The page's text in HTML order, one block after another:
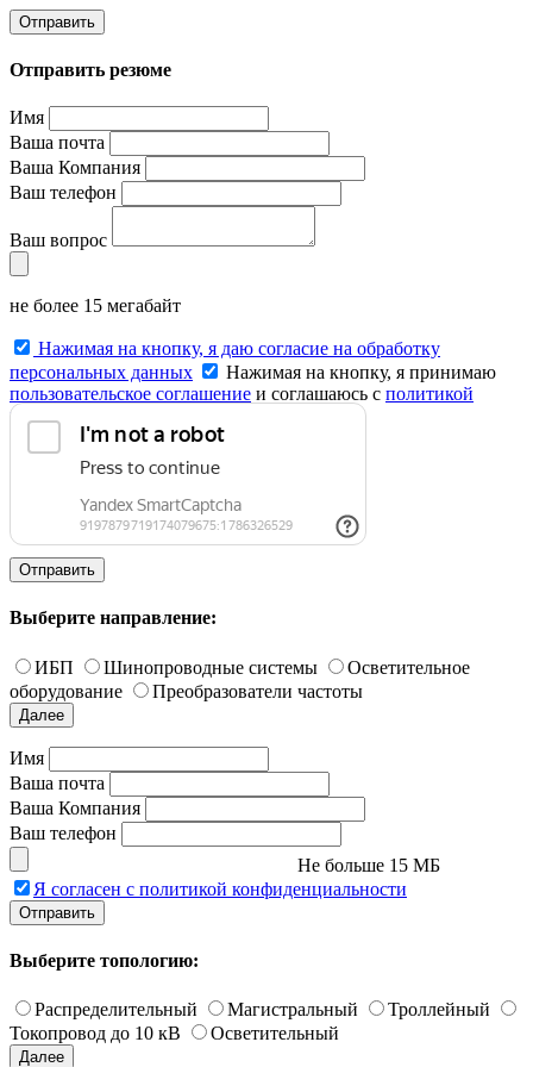
Отправить
Отправить резюме
Имя
Ваша почта
Ваша Компания
Ваш телефон
Ваш вопрос
не более 15 мегабайт
Нажимая на кнопку, я даю согласие на обработку
персональных данных
Нажимая на кнопку, я принимаю
пользовательское соглашение и соглашаюсь с политикой
конфиденциальности
Отправить
Выберите направление:
ИБП Шинопроводные системы
Осветительное
оборудование
Преобразователи частоты
Далее
Имя
Ваша почта
Ваша Компания
Ваш телефон
Не больше 15 МБ
Я согласен с политикой конфиденциальности
Отправить
Выберите топологию:
Распределительный Магистральный
Троллейный
Токопровод до 10 кВ
Осветительный
Далее